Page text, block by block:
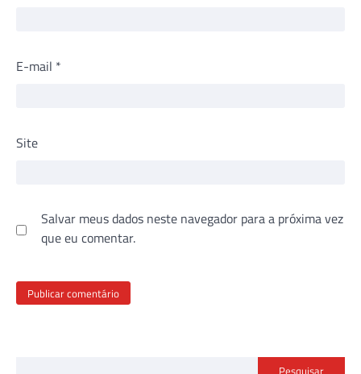
E-mail *
Site
Salvar meus dados neste navegador para a próxima vez
que eu comentar.